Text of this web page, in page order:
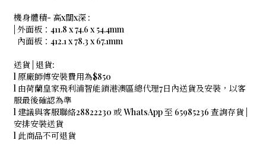
機身體積- 高x闊x深 :
| 外面板：411.8 x 74.6 x 54.4mm
內面板：412.1 x 78.3 x 67.1mm
送貨 | 退貨:
l 原廠師傅安裝費用為$850
l 由荷蘭皇家飛利浦智能鎖港澳區總代理7日內送貨及安裝，以客
服最後確認為準
l 建議與客服聯絡28822230 或 WhatsApp 至 65985236 查詢存貨 |
安排安裝送貨
l 此商品不可退貨